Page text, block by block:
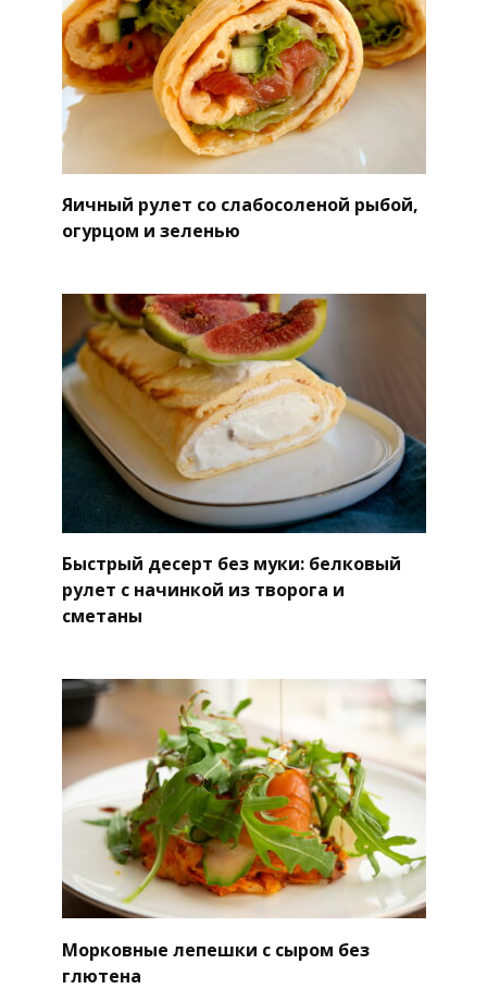
Яичный рулет со слабосоленой рыбой,
огурцом и зеленью
Быстрый десерт без муки: белковый
рулет с начинкой из творога и
сметаны
Морковные лепешки с сыром без
глютена